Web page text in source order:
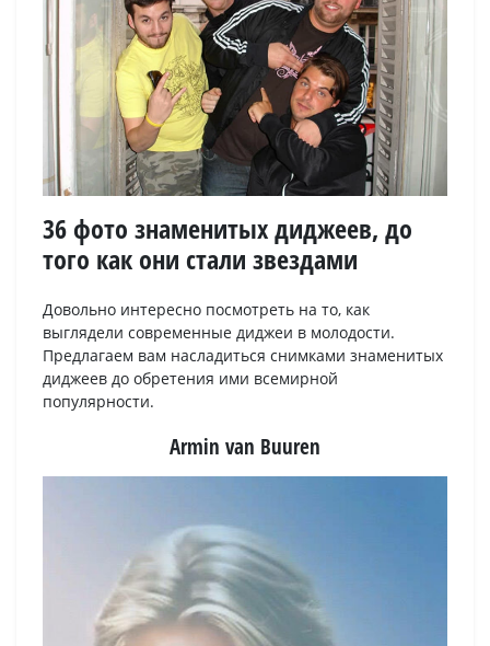
36 фото знаменитых диджеев, до
того как они стали звездами
Довольно интересно посмотреть на то, как
выглядели современные диджеи в молодости.
Предлагаем вам насладиться снимками знаменитых
диджеев до обретения ими всемирной
популярности.
Armin van Buuren